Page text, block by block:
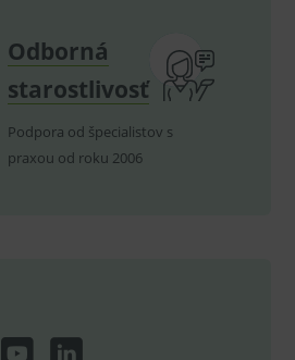
Odborná
starostlivosť
Podpora od špecialistov s
praxou od roku 2006